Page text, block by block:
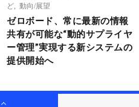
ど
動向/展望
ゼロボード、常に最新の情報
共有が可能な“動的サプライヤ
ー管理”実現する新システムの
提供開始へ